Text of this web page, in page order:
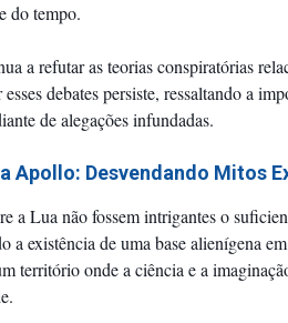
do tempo.
a refutar as teorias conspiratórias
debates persiste, ressaltando a
de alegações infundadas.
Apollo: Desvendando Mitos
a Lua não fossem intrigantes o
a existência de uma base alienígena
território onde a ciência e a